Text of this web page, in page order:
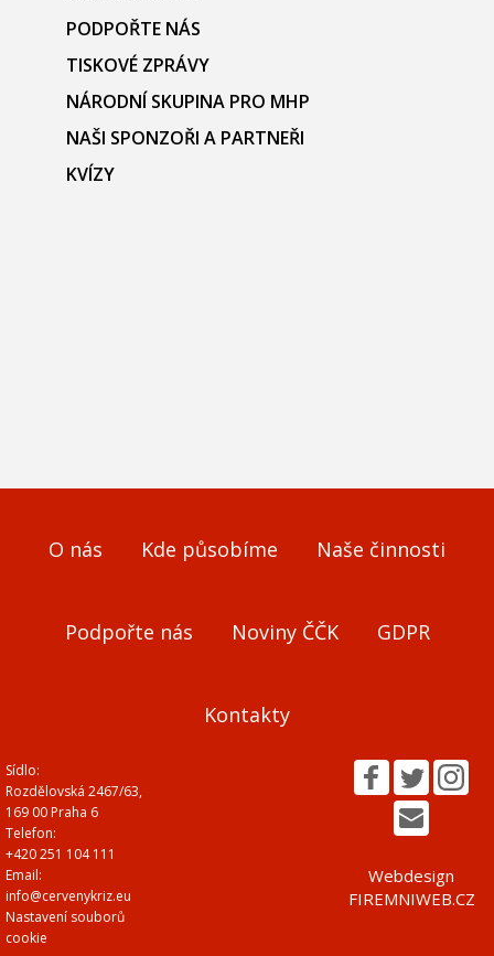
PODPOŘTE NÁS
TISKOVÉ ZPRÁVY
NÁRODNÍ SKUPINA PRO MHP
NAŠI SPONZOŘI A PARTNEŘI
KVÍZY
O nás Kde působíme Naše činnosti
Podpořte nás Noviny ČČK GDPR
Kontakty
Sídlo:
Rozdělovská 2467/63,
169 00 Praha 6
Telefon:
+420 251 104 111
Email:
info@cervenykriz.eu
Nastavení souborů
cookie
Webdesign
FIREMNIWEB.CZ